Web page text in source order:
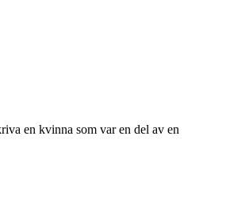
en kvinna som var en del av en